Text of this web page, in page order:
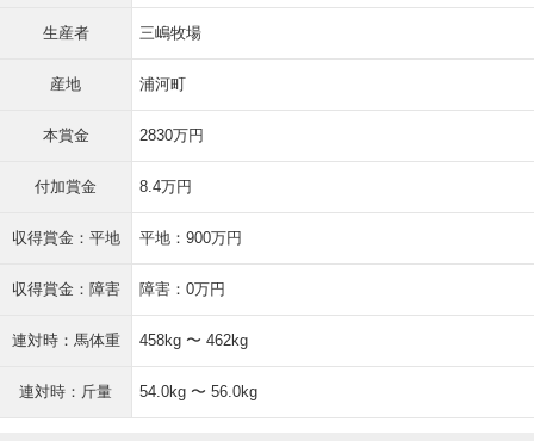
生産者 三嶋牧場
産地 浦河町
本賞金 2830万円
付加賞金 8.4万円
収得賞金：平地 平地：900万円
収得賞金：障害 障害：0万円
連対時：馬体重 458kg 〜 462kg
連対時：斤量 54.0kg 〜 56.0kg